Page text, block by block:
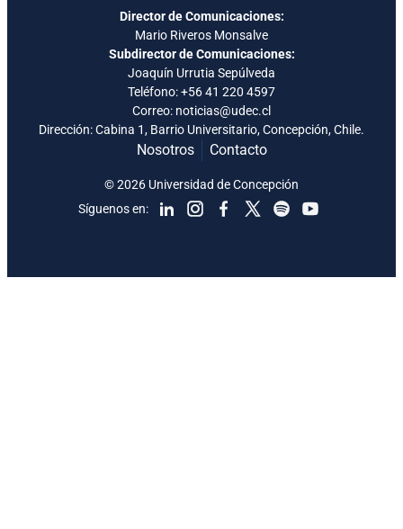
Director de Comunicaciones:
Mario Riveros Monsalve
Subdirector de Comunicaciones:
Joaquín Urrutia Sepúlveda
Teléfono:+56 41 220 4597
Correo: noticias@udec.cl
Dirección: Cabina 1, Barrio Universitario, Concepción, Chile.
Nosotros Contacto
Síguenos en:
© 2026 Universidad de Concepción